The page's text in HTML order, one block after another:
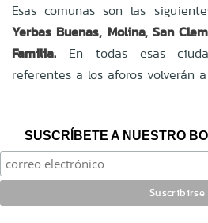
Esas comunas son las
Yerbas Buenas, Molina, San
Familia. En todas esas
referentes a los aforos volverán
SUSCRÍBETE A NUESTRO